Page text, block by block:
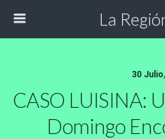
La
30
CASO LUISINA:
Domingo